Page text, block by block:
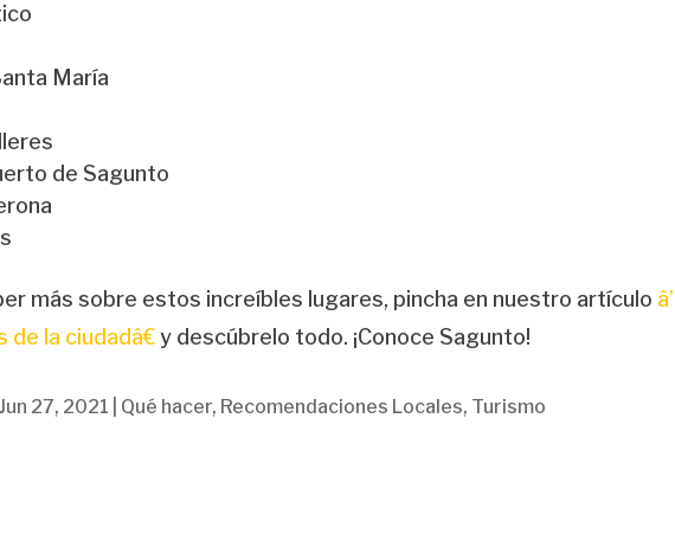
María
de Sagunto
más sobre estos increíbles lugares, pincha en nuestro artículo
la ciudadâ€y descúbrelo todo. ¡Conoce Sagunto!
Jun 27, 2021 Qué hacer, Recomendaciones Locales, Turismo